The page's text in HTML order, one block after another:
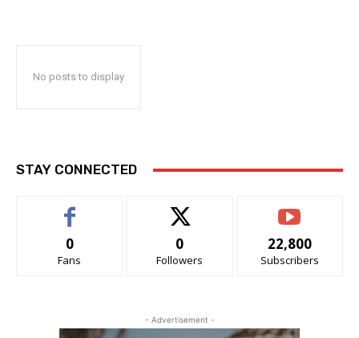
No posts to display
STAY CONNECTED
0
Fans
0
Followers
22,800
Subscribers
- Advertisement -